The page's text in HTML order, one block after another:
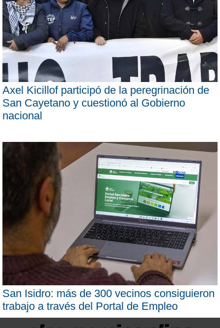
Axel Kicillof participó de la peregrinación de
San Cayetano y cuestionó al Gobierno
nacional
San Isidro: más de 300 vecinos consiguieron
trabajo a través del Portal de Empleo